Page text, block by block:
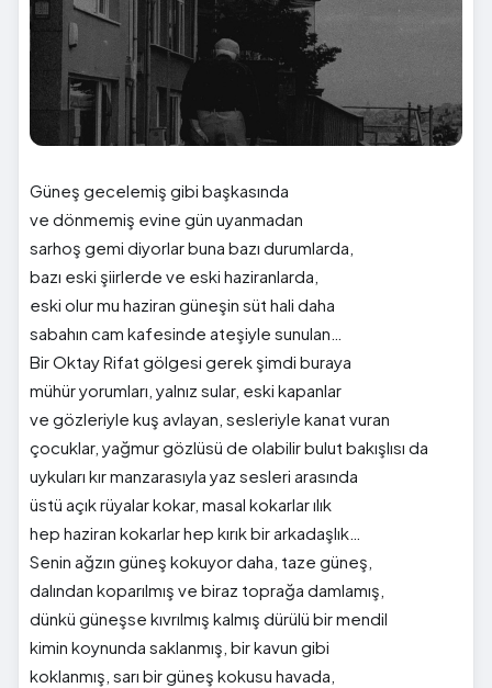
Güneş gecelemiş gibi başkasında
ve dönmemiş evine gün uyanmadan
sarhoş gemi diyorlar buna bazı durumlarda,
bazı eski şiirlerde ve eski haziranlarda,
eski olur mu haziran güneşin süt hali daha
sabahın cam kafesinde ateşiyle sunulan…
Bir Oktay Rifat gölgesi gerek şimdi buraya
mühür yorumları, yalnız sular, eski kapanlar
ve gözleriyle kuş avlayan, sesleriyle kanat vuran
çocuklar, yağmur gözlüsü de olabilir bulut bakışlısı da
uykuları kır manzarasıyla yaz sesleri arasında
üstü açık rüyalar kokar, masal kokarlar ılık
hep haziran kokarlar hep kırık bir arkadaşlık…
Senin ağzın güneş kokuyor daha, taze güneş,
dalından koparılmış ve biraz toprağa damlamış,
dünkü güneşse kıvrılmış kalmış dürülü bir mendil
kimin koynunda saklanmış, bir kavun gibi
koklanmış, sarı bir güneş kokusu havada,